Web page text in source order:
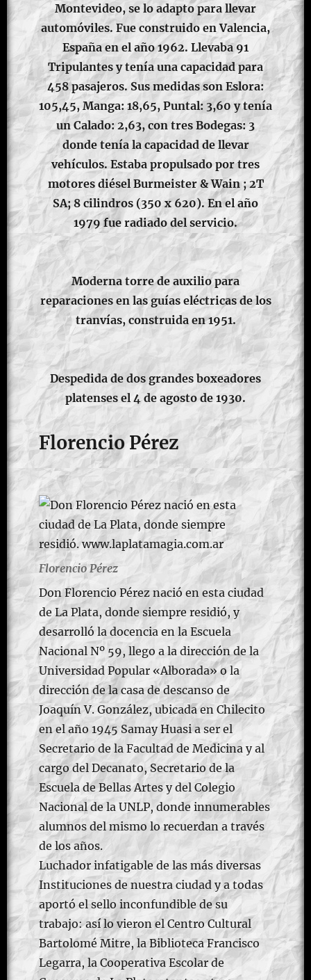
Montevideo, se lo adapto para llevar
automóviles. Fue construido en Valencia,
España en el año 1962. Llevaba 91
Tripulantes y tenía una capacidad para
458 pasajeros. Sus medidas son Eslora:
105,45, Manga: 18,65, Puntal: 3,60 y tenía
un Calado: 2,63, con tres Bodegas: 3
donde tenía la capacidad de llevar
vehículos. Estaba propulsado por tres
motores diésel Burmeister & Wain ; 2T
SA; 8 cilindros (350 x 620). En el año
1979 fue radiado del servicio.
Moderna torre de auxilio para
reparaciones en las guías eléctricas de los
tranvías, construida en 1951.
Despedida de dos grandes boxeadores
platenses el 4 de agosto de 1930.
Florencio Pérez
Florencio Pérez
Don Florencio Pérez nació en esta ciudad
de La Plata, donde siempre residió, y
desarrolló la docencia en la Escuela
Nacional Nº 59, llego a la dirección de la
Universidad Popular «Alborada» o la
dirección de la casa de descanso de
Joaquín V. González, ubicada en Chilecito
en el año 1945 Samay Huasi a ser el
Secretario de la Facultad de Medicina y al
cargo del Decanato, Secretario de la
Escuela de Bellas Artes y del Colegio
Nacional de la UNLP, donde innumerables
alumnos del mismo lo recuerdan a través
de los años.
Luchador infatigable de las más diversas
Instituciones de nuestra ciudad y a todas
aportó el sello inconfundible de su
trabajo: así lo vieron el Centro Cultural
Bartolomé Mitre, la Biblioteca Francisco
Legarra, la Cooperativa Escolar de